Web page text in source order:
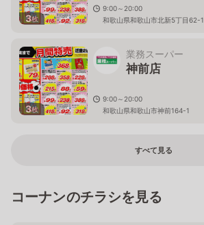
3枚
9:00～20:00
和歌山県和歌山市北新5丁目62-1
3枚
業務スーパー
神前店
9:00～20:00
和歌山県和歌山市神前164-1
すべて見る
コーナンのチラシを見る